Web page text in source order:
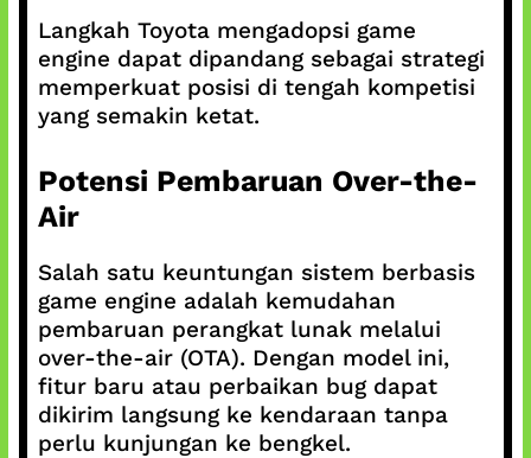
Langkah Toyota mengadopsi game
engine dapat dipandang sebagai strategi
memperkuat posisi di tengah kompetisi
yang semakin ketat.
Potensi Pembaruan Over-the-
Air
Salah satu keuntungan sistem berbasis
game engine adalah kemudahan
pembaruan perangkat lunak melalui
over-the-air (OTA). Dengan model ini,
fitur baru atau perbaikan bug dapat
dikirim langsung ke kendaraan tanpa
perlu kunjungan ke bengkel.